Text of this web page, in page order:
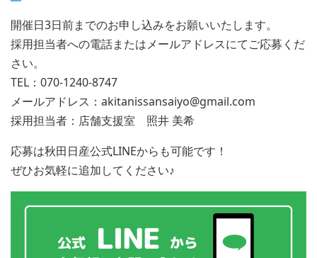
開催日3日前までのお申し込みをお願いいたします。
採用担当者への電話またはメールアドレスにてご応募くだ
さい。
TEL：070-1240-8747
メールアドレス：akitanissansaiyo@gmail.com
採用担当者：店舗支援室 照井 美希
応募は秋田日産公式LINEからも可能です！
ぜひお気軽に追加してください♪